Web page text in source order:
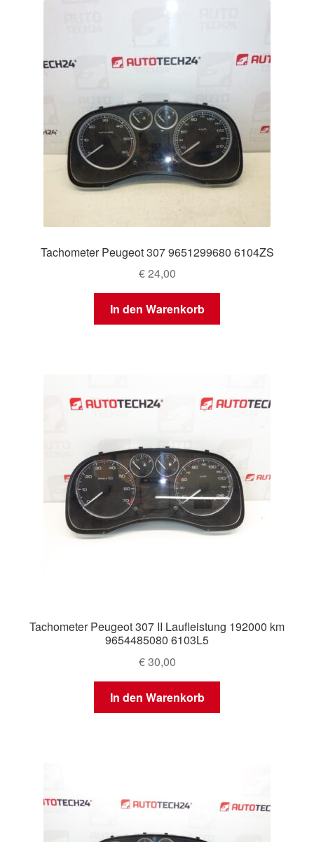
Tachometer Peugeot 307 9651299680 6104ZS
€24,00
In den Warenkorb
Tachometer Peugeot 307 II Laufleistung 192000 km
9654485080 6103L5
€30,00
In den Warenkorb